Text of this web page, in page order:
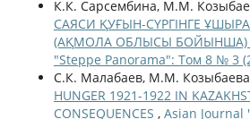
К.К. Сарсембина, М.М.
САЯСИ ҚУҒЫН-СҮРГІНГЕ
(АҚМОЛА ОБЛЫСЫ БОЙЫНША)
"Steppe Panorama": Том 8 № 3
С.К. Малабаев, М.М.
HUNGER 1921-1922 IN
CONSEQUENCES , Asian Journal